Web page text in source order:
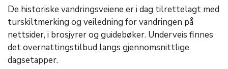
De historiske vandringsveiene er i dag tilrettelagt med
turskiltmerking og veiledning for vandringen på
nettsider, i brosjyrer og guidebøker. Underveis finnes
det overnattingstilbud langs gjennomsnittlige
dagsetapper.